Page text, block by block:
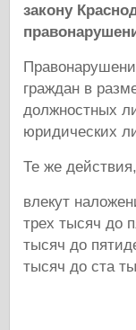
закону
граждан в
должностных
юридических
Те же
влекут
трех тысяч до
тысяч до
тысяч до ста